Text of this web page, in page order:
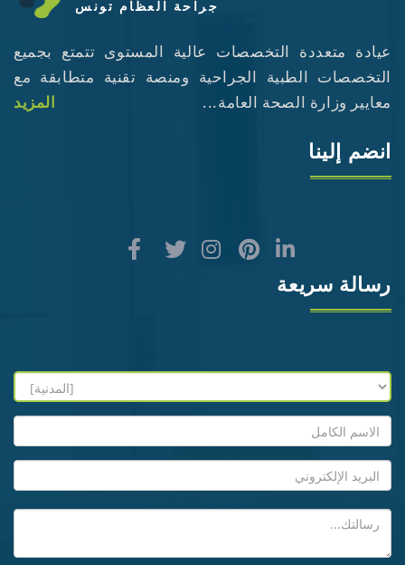
جراحة العظام تونس
عيادة متعددة التخصصات عالية المستوى تتمتع بجميع
التخصصات الطبية الجراحية ومنصة تقنية متطابقة مع
معايير وزارة الصحة العامة...
المزيد
انضم إلينا
رسالة سريعة